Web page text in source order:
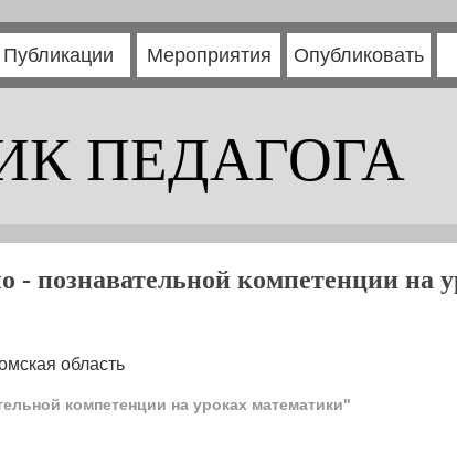
Публикации Мероприятия Опубликовать
ПЕДАГОГА
- познавательной компетенции на
область
компетенции на уроках математики"